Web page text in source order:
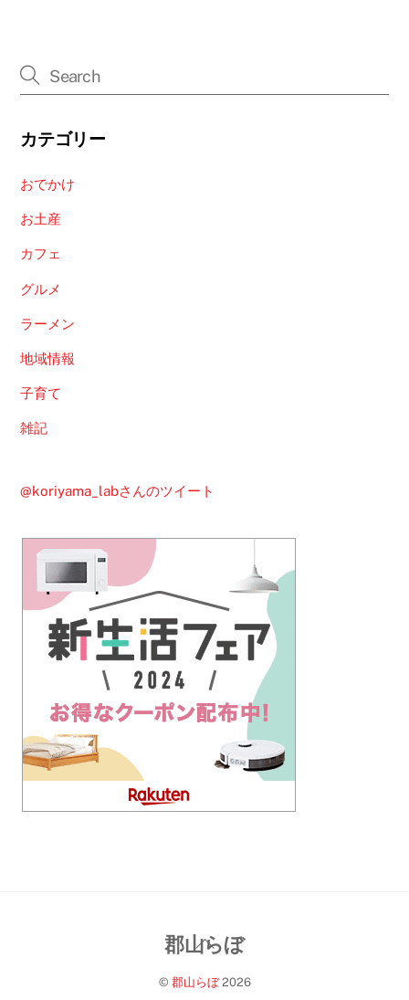
カテゴリー
おでかけ
お土産
カフェ
グルメ
ラーメン
地域情報
子育て
雑記
@koriyama_labさんのツイート
Back
Top
郡山らぼ
© 郡山らぼ2026